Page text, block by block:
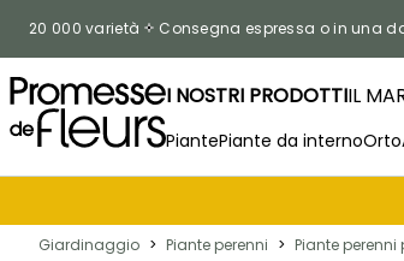
20 000 varietà Consegna espressa o in una
I NOSTRI PRODOTTIIL
PiantePiante da internoOrto
Giardinaggio > Piante perenni > Piante perenni